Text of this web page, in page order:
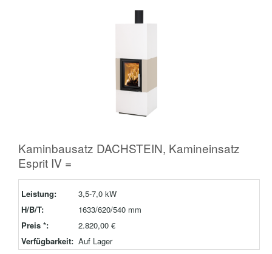
Kaminbausatz DACHSTEIN, Kamineinsatz
Esprit IV =
Leistung:
3,5-7,0 kW
H/B/T:
1633/620/540 mm
Preis *:
2.820,00 €
Verfügbarkeit: Auf Lager